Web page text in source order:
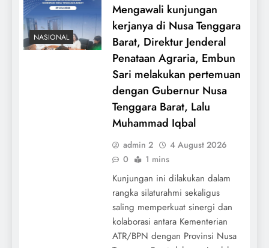
NASIONAL
Mengawali kunjungan
kerjanya di Nusa Tenggara
Barat, Direktur Jenderal
Penataan Agraria, Embun
Sari melakukan pertemuan
dengan Gubernur Nusa
Tenggara Barat, Lalu
Muhammad Iqbal
admin 2
4 August 2026
0
1 mins
Kunjungan ini dilakukan dalam
rangka silaturahmi sekaligus
saling memperkuat sinergi dan
kolaborasi antara Kementerian
ATR/BPN dengan Provinsi Nusa